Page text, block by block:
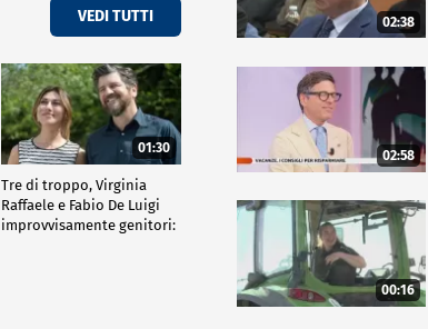
VEDI TUTTI
01:30
Tre di troppo, Virginia
Raffaele e Fabio De Luigi
improvvisamente genitori:
02:38
02:58
00:16